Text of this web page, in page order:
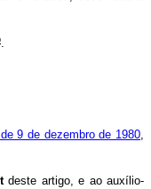
9 de dezembro de 1980
deste artigo, e ao auxílio-